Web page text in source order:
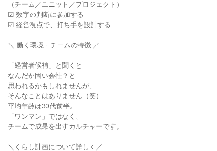
（チーム／ユニット／プロジェクト）
☑ 数字の判断に参加する
☑ 経営視点で、打ち手を設計する
＼ 働く環境・チームの特徴 ／
「経営者候補」と聞くと
なんだか固い会社？と
思われるかもしれませんが、
そんなことはありません（笑）
平均年齢は30代前半。
「ワンマン」ではなく、
チームで成果を出すカルチャーです。
＼くらし計画について詳しく／